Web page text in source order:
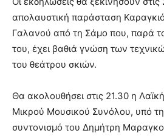
απολαυστική παράσταση
Γαλανού από τη Σάμο που, παρά
του, έχει βαθιά γνώση των
του θεάτρου σκιών.
Θα ακολουθήσει στις 21.30 η
Μικρού Μουσικού Συνόλου, υπό τη
συντονισμό του Δημήτρη